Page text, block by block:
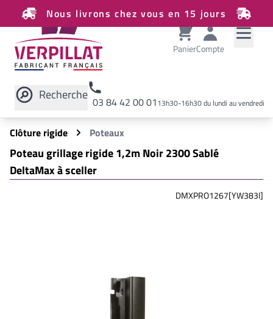
Nous livrons chez vous en 15 jours
PanierCompte
Recherche 03 84 42 00 0113h30-16h30 du lundi au vendredi
Rechercher sur le site
Clôture rigide
Poteaux
Poteau grillage rigide 1,2m Noir 2300 Sablé
DeltaMax à sceller
DMXPRO1267[YW383I]